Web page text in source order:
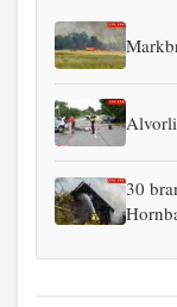
30